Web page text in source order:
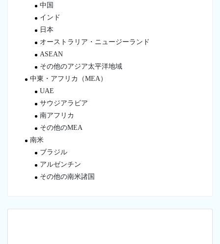
中国
インド
日本
オーストラリア・ニュージーランド
ASEAN
その他のアジア太平洋地域
中東・アフリカ（MEA）
UAE
サウジアラビア
南アフリカ
その他のMEA
南米
ブラジル
アルゼンチン
その他の南米諸国